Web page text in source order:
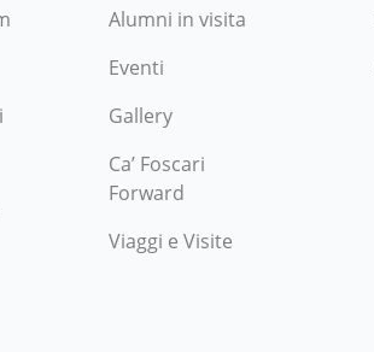
Alumni in visita
Eventi
Gallery
Ca’ Foscari
Forward
Viaggi e Visite